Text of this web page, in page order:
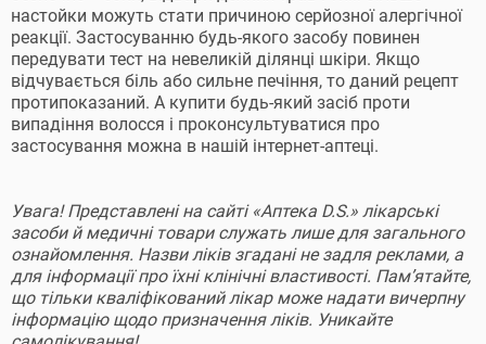
настойки можуть стати причиною серйозної алергічної
реакції. Застосуванню будь-якого засобу повинен
передувати тест на невеликій ділянці шкіри. Якщо
відчувається біль або сильне печіння, то даний рецепт
протипоказаний. А купити будь-який засіб проти
випадіння волосся і проконсультуватися про
застосування можна в нашій інтернет-аптеці.
Увага! Представлені на сайті «Аптека D.S.» лікарські
засоби й медичні товари служать лише для загального
ознайомлення. Назви ліків згадані не задля реклами, а
для інформації про їхні клінічні властивості. Пам’ятайте,
що тільки кваліфікований лікар може надати вичерпну
інформацію щодо призначення ліків. Уникайте